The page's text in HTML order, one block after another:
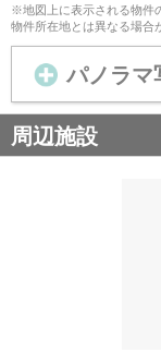
※地図上に表示される物件
物件所在地とは異なる場合
パノラマ
周辺施設